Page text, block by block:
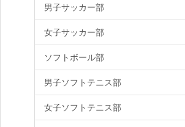
男子サッカー部
女子サッカー部
ソフトボール部
男子ソフトテニス部
女子ソフトテニス部